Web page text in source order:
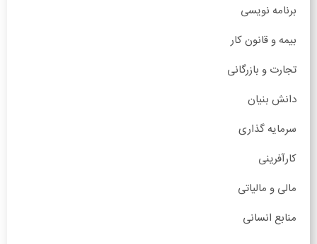
برنامه نویسی
بیمه و قانون کار
تجارت و بازرگانی
دانش بنیان
سرمایه گذاری
کارآفرینی
مالی و مالیاتی
منابع انسانی